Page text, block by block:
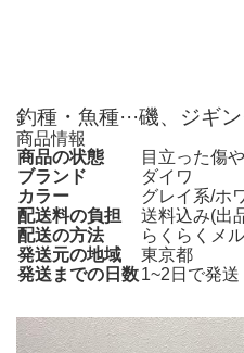
釣種・魚種···磯、ジギ
商品情報
商品の状態
目立った傷
ブランド
ダイワ
カラー
グレイ系/ホ
配送料の負担
送料込み(出
配送の方法
らくらくメ
発送元の地域
東京都
発送までの日数1~2日で発送